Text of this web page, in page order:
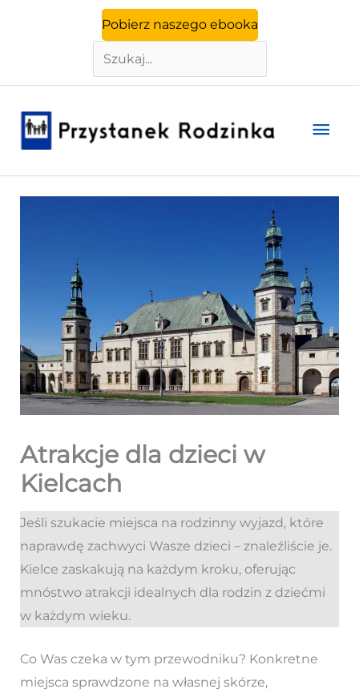
Pobierz naszego ebooka
Szukaj
Atrakcje dla dzieci w
Kielcach
Jeśli szukacie miejsca na rodzinny wyjazd, które
naprawdę zachwyci Wasze dzieci – znaleźliście je.
Kielce zaskakują na każdym kroku, oferując
mnóstwo atrakcji idealnych dla rodzin z dziećmi
w każdym wieku.
Co Was czeka w tym przewodniku? Konkretne
miejsca sprawdzone na własnej skórze,